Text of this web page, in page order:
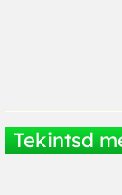
Tekintsd